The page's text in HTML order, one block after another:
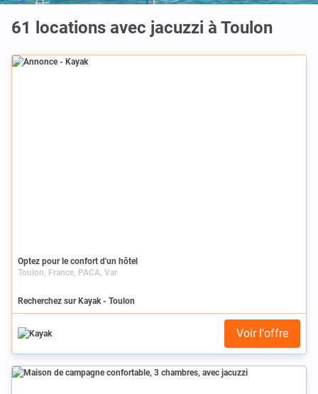
61 locations avec jacuzzi à Toulon
Annonce
Optez pour le confort d'un hôtel
Toulon, France, PACA, Var
Recherchez sur Kayak - Toulon
Voir l'offre